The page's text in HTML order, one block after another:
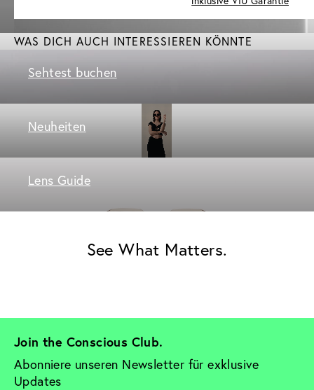
WAS DICH AUCH INTERESSIEREN KÖNNTE
Sehtest buchen
Neuheiten
Lens Guide
See What Matters.
Join the Conscious Club.
Abonniere unseren Newsletter für exklusive
Updates